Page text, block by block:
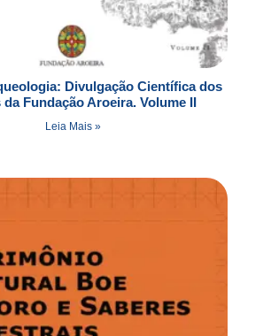
Divulgação Científica dos
da Fundação Aroeira. Volume II
Leia Mais »